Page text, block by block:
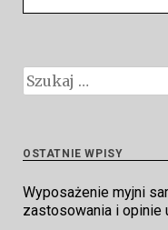
Szukaj:
OSTATNIE WPISY
Wyposażenie myjni
zastosowania i opinie